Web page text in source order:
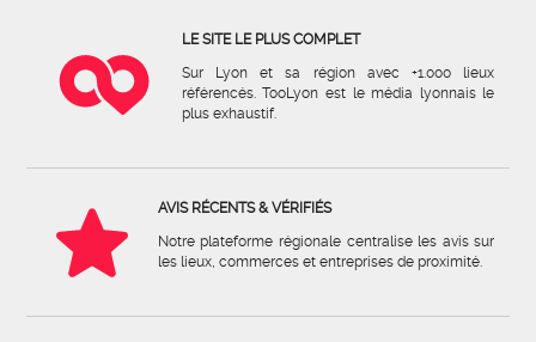
LE SITE LE PLUS COMPLET
Sur Lyon et sa région avec +1.000 lieux
référencés. TooLyon est le média lyonnais le
plus exhaustif.
AVIS RÉCENTS & VÉRIFIÉS
Notre plateforme régionale centralise les avis sur
les lieux, commerces et entreprises de proximité.